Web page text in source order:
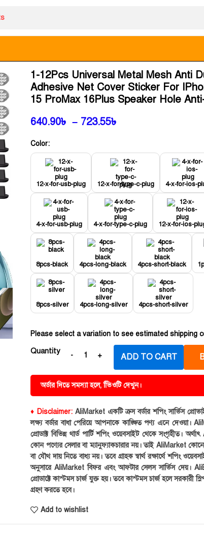
1-12Pcs Universal Metal Mesh Anti
Adhesive Net Cover Sticker For
15 ProMax 16Plus Speaker Hole
640.90৳ – 723.55৳
Color:
12-x-for-usb-plug 12-x-for-type-c-plug 4-x-for-ios-
4-x-for-usb-plug 4-x-for-type-c-plug 12-x-for-ios-
8pcs-black 4pcs-long-black 4pcs-short-black
8pcs-silver 4pcs-long-silver 4pcs-short-silver
Please select a variation to see estimated shipping
Quantity
ADD TO CART
অর্ডার দিতে সমস্যা হলে, ভিিওটি দেখুন।
♦ Disclaimer:AliMarket একটি ক্রস বর্ডার শপিং সার্ভিস
লক্ষ্য বর্ডার বাধা পেরিয়ে আপনাকে কাঙ্ক্ষিত পণ্য এনে দেওয়া।
প্রোডাক্ট বিভিন্ন থার্ড পার্টি শপিং ওয়েবসাইট থেকে সংগৃহীত।
কোন পণ্যের সেলার বা ম্যানুফ্যাকচারার নয়। তাই AliMarket কোনো
বা যৌথ দায় নিতে বাধ্য নয়। তবে গ্রাহক স্বার্থ রক্ষার্থে শপিং
অনুসারে AliMarket বিফর এবং আফটার সেলস সার্ভিস দেয়।
প্রোডাক্টে কাস্টমস চার্জ যুক্ত হয়। তবে কাস্টমস চার্জ হলে সরকারী
গ্রহণ করতে হবে।
Add to wishlist